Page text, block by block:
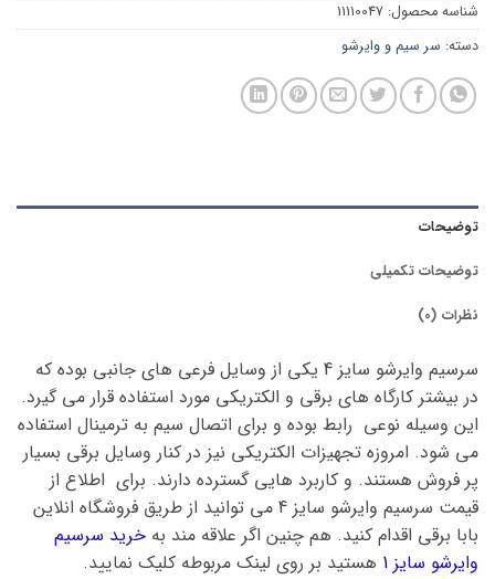
شناسه محصول: 11110047
دسته: سر سیم و وایرشو
توضیحات
توضیحات تکمیلی
نظرات (0)
سرسیم وایرشو سایز 4 یکی از وسایل فرعی های جانبی بوده که
در بیشتر کارگاه های برقی و الکتریکی مورد استفاده قرار می گیرد.
این وسیله نوعی رابط بوده و برای اتصال سیم به ترمینال استفاده
می شود. امروزه تجهیزات الکتریکی نیز در کنار وسایل برقی بسیار
پر فروش هستند. و کاربرد هایی گسترده دارند. برای اطلاع از
قیمت سرسیم وایرشو سایز 4 می توانید از طریق فروشگاه انلاین
بابا برقی اقدام کنید. هم چنین اگر علاقه مند به خرید سرسیم
وایرشو سایز 1
هستید بر روی لینک مربوطه کلیک نمایید.